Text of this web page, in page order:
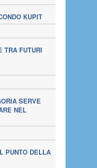
KUPIT
TRA FUTURI
SERVE
NEL
PUNTO DELLA